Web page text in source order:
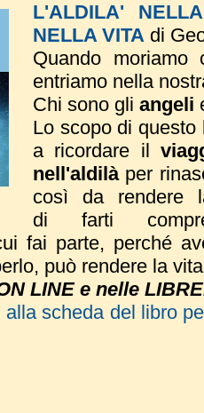
L'ALDILA'
NELLA VITA di
Quando moriamo
entriamo nella
Chi sono gli angeli
Lo scopo di
a ricordare il
nell'aldilà per
così da rendere
di farti
fai parte, perché
può rendere la
LINE e nelle
scheda del libro